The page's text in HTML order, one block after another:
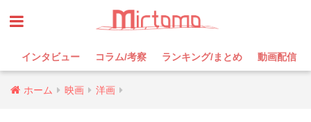
インタビュー コラム/考察 ランキング/まとめ 動画配信
ホーム 映画 洋画